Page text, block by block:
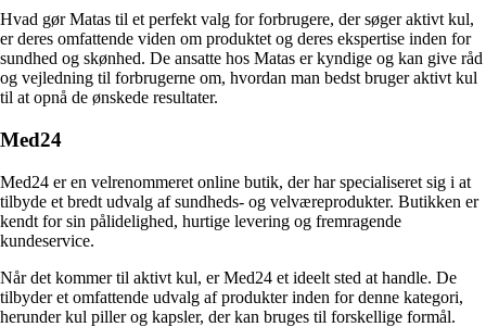
Hvad gør Matas til et perfekt valg for forbrugere, der søger aktivt kul,
er deres omfattende viden om produktet og deres ekspertise inden for
sundhed og skønhed. De ansatte hos Matas er kyndige og kan give råd
og vejledning til forbrugerne om, hvordan man bedst bruger aktivt kul
til at opnå de ønskede resultater.
Med24
Med24 er en velrenommeret online butik, der har specialiseret sig i at
tilbyde et bredt udvalg af sundheds- og velværeprodukter. Butikken er
kendt for sin pålidelighed, hurtige levering og fremragende
kundeservice.
Når det kommer til aktivt kul, er Med24 et ideelt sted at handle. De
tilbyder et omfattende udvalg af produkter inden for denne kategori,
herunder kul piller og kapsler, der kan bruges til forskellige formål.